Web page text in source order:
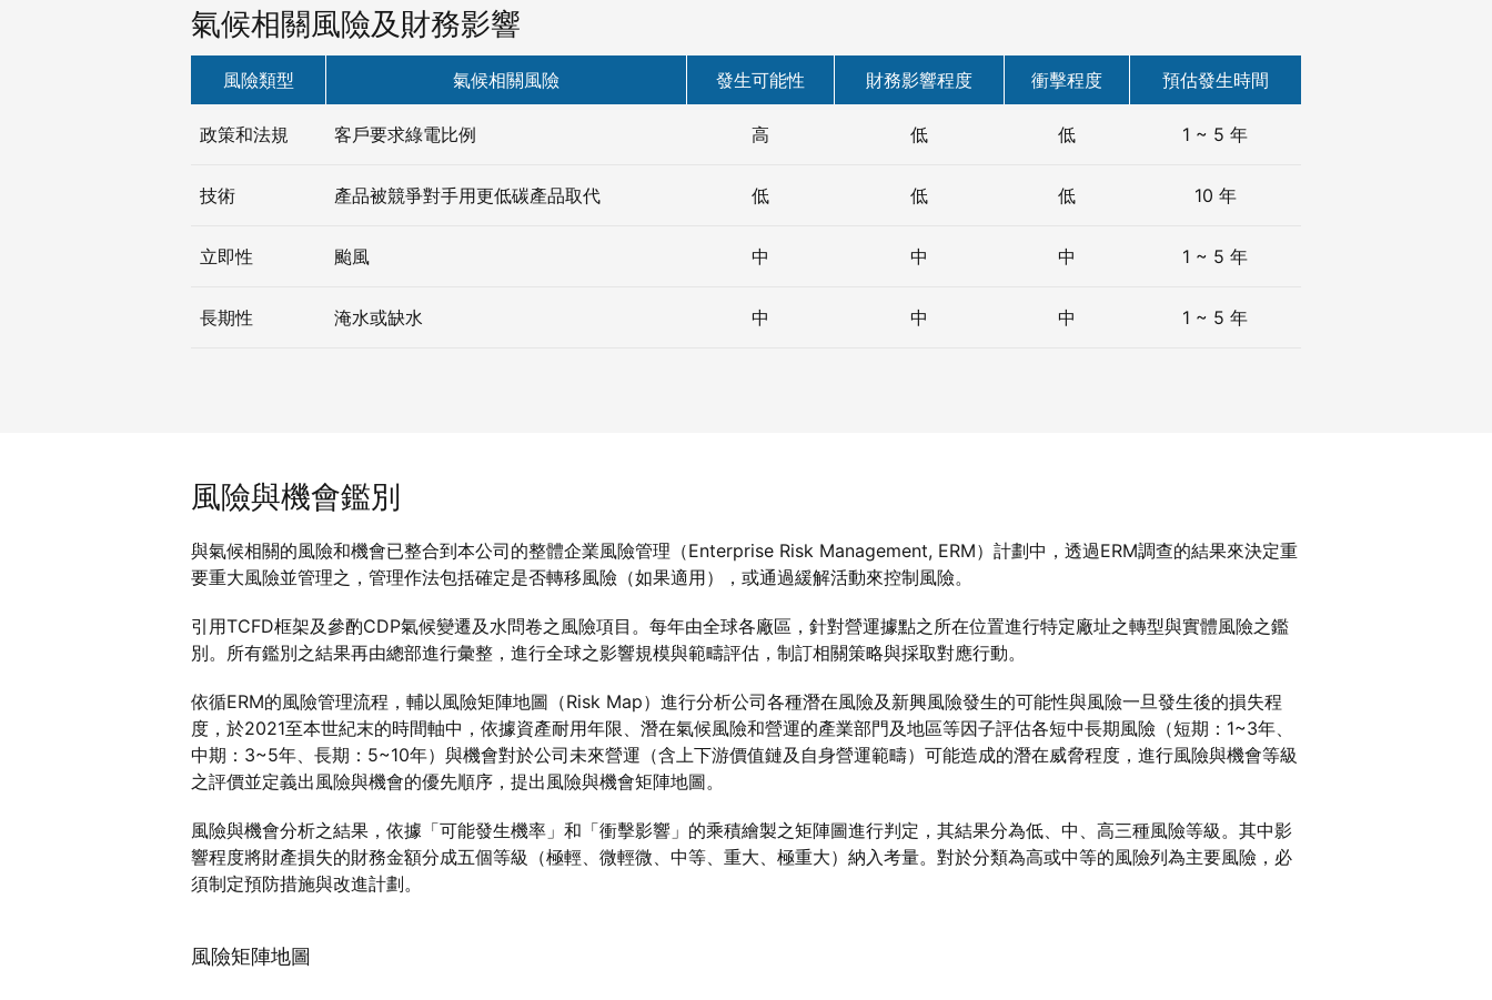
氣候相關風險及財務影響
風險類型 氣候相關風險 發生可能性 財務影響程度 衝擊程度 預估發生時間
政策和法規 客戶要求綠電比例 高 低 低 1 ~ 5 年
技術 產品被競爭對手用更低碳產品取代 低 低 低 10 年
立即性 颱風 中 中 中 1 ~ 5 年
長期性 淹水或缺水 中 中 中 1 ~ 5 年
風險與機會鑑別
與氣候相關的風險和機會已整合到本公司的整體企業風險管理（Enterprise Risk Management, ERM）計劃中，透過ERM調查的結果來決定重
要重大風險並管理之，管理作法包括確定是否轉移風險（如果適用），或通過緩解活動來控制風險。
引用TCFD框架及參酌CDP氣候變遷及水問卷之風險項目。每年由全球各廠區，針對營運據點之所在位置進行特定廠址之轉型與實體風險之鑑
別。所有鑑別之結果再由總部進行彙整，進行全球之影響規模與範疇評估，制訂相關策略與採取對應行動。
依循ERM的風險管理流程，輔以風險矩陣地圖（Risk Map）進行分析公司各種潛在風險及新興風險發生的可能性與風險一旦發生後的損失程
度，於2021至本世紀末的時間軸中，依據資產耐用年限、潛在氣候風險和營運的產業部門及地區等因子評估各短中長期風險（短期：1~3年、
中期：3~5年、長期：5~10年）與機會對於公司未來營運（含上下游價值鏈及自身營運範疇）可能造成的潛在威脅程度，進行風險與機會等級
之評價並定義出風險與機會的優先順序，提出風險與機會矩陣地圖。
風險與機會分析之結果，依據「可能發生機率」和「衝擊影響」的乘積繪製之矩陣圖進行判定，其結果分為低、中、高三種風險等級。其中影
響程度將財產損失的財務金額分成五個等級（極輕、微輕微、中等、重大、極重大）納入考量。對於分類為高或中等的風險列為主要風險，必
須制定預防措施與改進計劃。
風險矩陣地圖